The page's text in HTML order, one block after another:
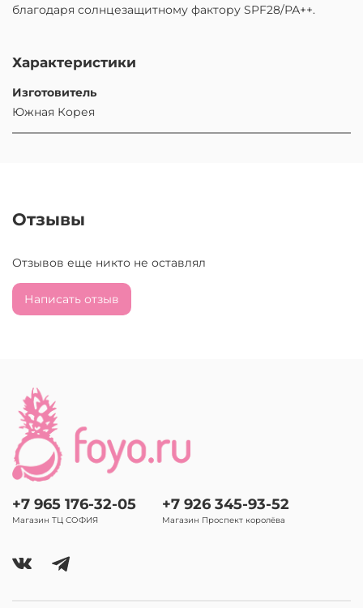
благодаря солнцезащитному фактору SPF28/РА++.
Характеристики
Изготовитель
Южная Корея
Отзывы
Отзывов еще никто не оставлял
Написать отзыв
+7 965 176-32-05
Магазин ТЦ СОФИЯ
+7 926 345-93-52
Магазин Проспект королёва